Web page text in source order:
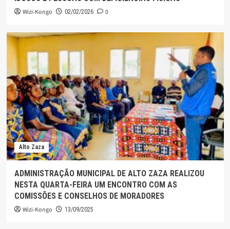
Wizi-Kongo 02/02/2026 0
Alto Zaza
ADMINISTRAÇÃO MUNICIPAL DE ALTO ZAZA REALIZOU
NESTA QUARTA-FEIRA UM ENCONTRO COM AS
COMISSÕES E CONSELHOS DE MORADORES
Wizi-Kongo 13/09/2025